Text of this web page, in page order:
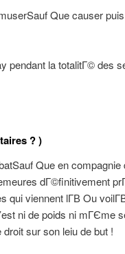
Que causer puis
pendant la totalitГ© des
? )
Que en compagnie
dГ©finitivement
qui viennent lГ­В Ou
ni de poids ni mГЄme
sur son leiu de but !